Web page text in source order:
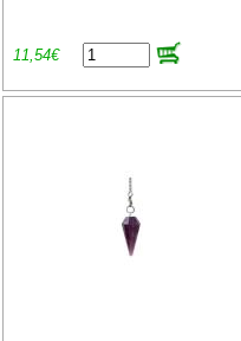
11,54€